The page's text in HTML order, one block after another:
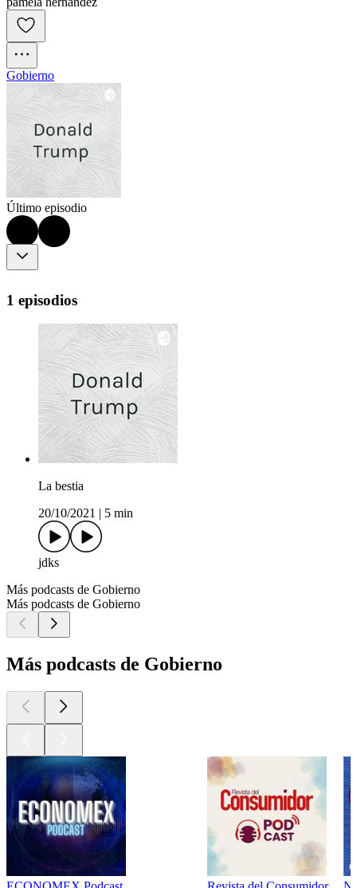
Gobierno
Último episodio
1 episodios
La bestia
20/10/2021
5 min
jdks
Más podcasts de Gobierno
Más podcasts de Gobierno
Más podcasts de Gobierno